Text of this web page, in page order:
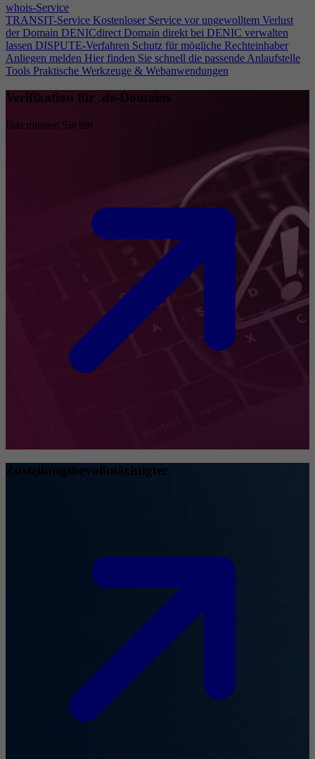
whois-Service
TRANSIT-Service Kostenloser Service vor ungewolltem Verlust
der Domain DENICdirect Domain direkt bei DENIC verwalten
lassen DISPUTE-Verfahren Schutz für mögliche Rechteinhaber
Anliegen melden Hier finden Sie schnell die passende Anlaufstelle
Tools Praktische Werkzeuge & Webanwendungen
Verifikation für .de-Domains
Das müssen Sie tun
Zustellungsbevollmächtigter